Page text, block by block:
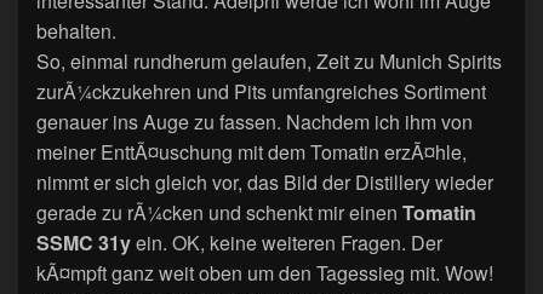
behalten.
So, einmal rundherum gelaufen, Zeit zu Munich Spirits
zurÃ¼ckzukehren und Pits umfangreiches Sortiment
genauer ins Auge zu fassen. Nachdem ich ihm von
meiner EnttÃ¤uschung mit dem Tomatin erzÃ¤hle,
nimmt er sich gleich vor, das Bild der Distillery wieder
gerade zu rÃ¼cken und schenkt mir einen Tomatin
SSMC 31yein. OK, keine weiteren Fragen. Der
kÃ¤mpft ganz weit oben um den Tagessieg mit. Wow!